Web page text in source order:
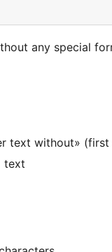
any special
text without»
text